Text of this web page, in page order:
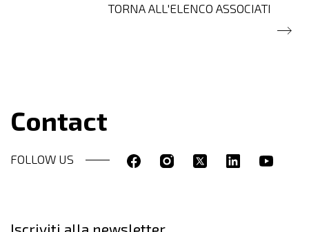
TORNA ALL'ELENCO ASSOCIATI
Contact
FOLLOW US